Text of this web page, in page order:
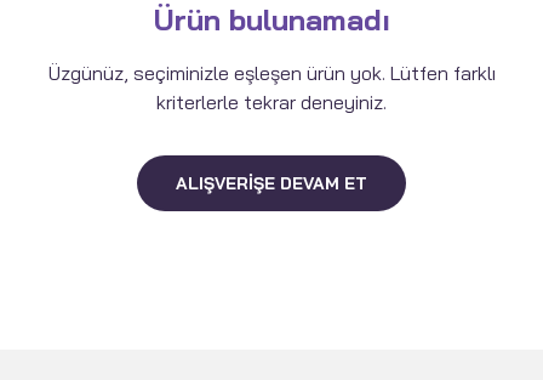
Ürün bulunamadı
Üzgünüz, seçiminizle eşleşen ürün yok. Lütfen farklı
kriterlerle tekrar deneyiniz.
ALIŞVERIŞE DEVAM ET